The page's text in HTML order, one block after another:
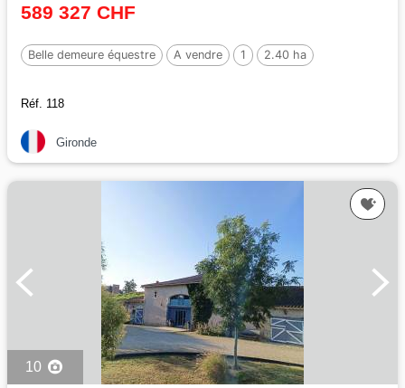
589 327 CHF
Belle demeure équestre A vendre 1 2.40 ha
Réf. 118
Gironde
10